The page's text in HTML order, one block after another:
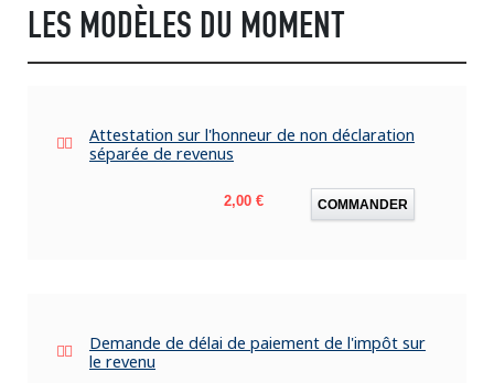
LES MODÈLES DU MOMENT
Attestation sur l'honneur de non déclaration
séparée de revenus
Prix
2,00 € COMMANDER
Demande de délai de paiement de l'impôt sur
le revenu